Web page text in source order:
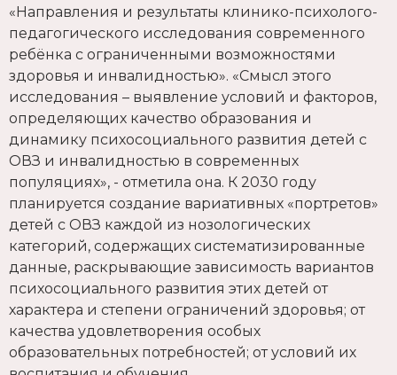
«Направления и результаты клинико-психолого-
педагогического исследования современного
ребёнка с ограниченными возможностями
здоровья и инвалидностью». «Смысл этого
исследования – выявление условий и факторов,
определяющих качество образования и
динамику психосоциального развития детей с
ОВЗ и инвалидностью в современных
популяциях», - отметила она. К 2030 году
планируется создание вариативных «портретов»
детей с ОВЗ каждой из нозологических
категорий, содержащих систематизированные
данные, раскрывающие зависимость вариантов
психосоциального развития этих детей от
характера и степени ограничений здоровья; от
качества удовлетворения особых
образовательных потребностей; от условий их